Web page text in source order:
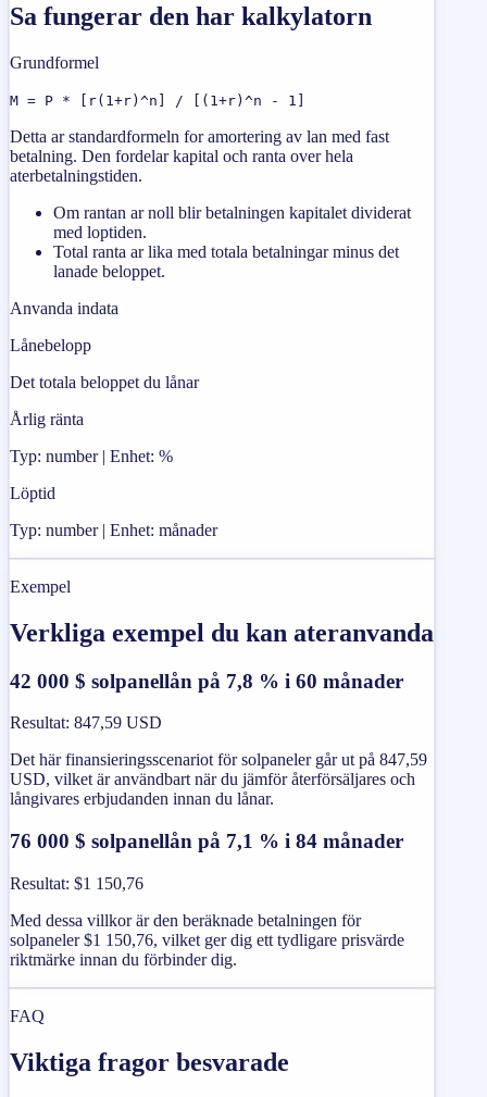
Sa fungerar den har kalkylatorn
Grundformel
M = P * [r(1+r)^n] / [(1+r)^n - 1]
Detta ar standardformeln for amortering av lan med fast
betalning. Den fordelar kapital och ranta over hela
aterbetalningstiden.
Om rantan ar noll blir betalningen kapitalet dividerat
med loptiden.
Total ranta ar lika med totala betalningar minus det
lanade beloppet.
Anvanda indata
Lånebelopp
Det totala beloppet du lånar
Årlig ränta
Typ: number | Enhet: %
Löptid
Typ: number | Enhet: månader
Exempel
Verkliga exempel du kan ateranvanda
42 000 $ solpanellån på 7,8 % i 60 månader
Resultat: 847,59 USD
Det här finansieringsscenariot för solpaneler går ut på 847,59
USD, vilket är användbart när du jämför återförsäljares och
långivares erbjudanden innan du lånar.
76 000 $ solpanellån på 7,1 % i 84 månader
Resultat: $1 150,76
Med dessa villkor är den beräknade betalningen för
solpaneler $1 150,76, vilket ger dig ett tydligare prisvärde
riktmärke innan du förbinder dig.
FAQ
Viktiga fragor besvarade